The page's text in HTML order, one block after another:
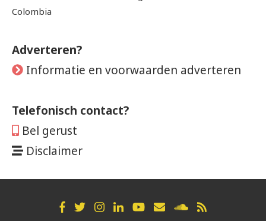
Colombia
Adverteren?
Informatie en voorwaarden adverteren
Telefonisch contact?
Bel gerust
Disclaimer